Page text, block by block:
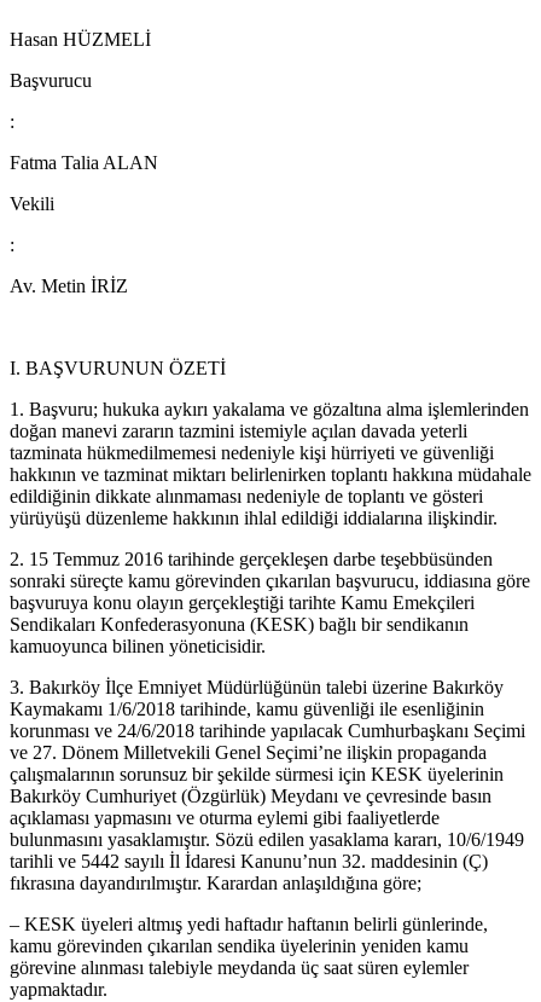
Hasan HÜZMELİ
Başvurucu
:
Fatma Talia ALAN
Vekili
:
Av. Metin İRİZ
I. BAŞVURUNUN ÖZETİ
1. Başvuru; hukuka aykırı yakalama ve gözaltına alma işlemlerinden
doğan manevi zararın tazmini istemiyle açılan davada yeterli
tazminata hükmedilmemesi nedeniyle kişi hürriyeti ve güvenliği
hakkının ve tazminat miktarı belirlenirken toplantı hakkına müdahale
edildiğinin dikkate alınmaması nedeniyle de toplantı ve gösteri
yürüyüşü düzenleme hakkının ihlal edildiği iddialarına ilişkindir.
2. 15 Temmuz 2016 tarihinde gerçekleşen darbe teşebbüsünden
sonraki süreçte kamu görevinden çıkarılan başvurucu, iddiasına göre
başvuruya konu olayın gerçekleştiği tarihte Kamu Emekçileri
Sendikaları Konfederasyonuna (KESK) bağlı bir sendikanın
kamuoyunca bilinen yöneticisidir.
3. Bakırköy İlçe Emniyet Müdürlüğünün talebi üzerine Bakırköy
Kaymakamı 1/6/2018 tarihinde, kamu güvenliği ile esenliğinin
korunması ve 24/6/2018 tarihinde yapılacak Cumhurbaşkanı Seçimi
ve 27. Dönem Milletvekili Genel Seçimi’ne ilişkin propaganda
çalışmalarının sorunsuz bir şekilde sürmesi için KESK üyelerinin
Bakırköy Cumhuriyet (Özgürlük) Meydanı ve çevresinde basın
açıklaması yapmasını ve oturma eylemi gibi faaliyetlerde
bulunmasını yasaklamıştır. Sözü edilen yasaklama kararı, 10/6/1949
tarihli ve 5442 sayılı İl İdaresi Kanunu’nun 32. maddesinin (Ç)
fıkrasına dayandırılmıştır. Karardan anlaşıldığına göre;
– KESK üyeleri altmış yedi haftadır haftanın belirli günlerinde,
kamu görevinden çıkarılan sendika üyelerinin yeniden kamu
görevine alınması talebiyle meydanda üç saat süren eylemler
yapmaktadır.